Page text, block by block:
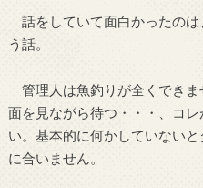
話をしていて面白かったのは
う話。
管理人は魚釣りが全くできま
面を見ながら待つ・・・、コ
い。基本的に何かしていない
に合いません。